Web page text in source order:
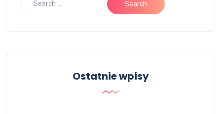
Ostatnie wpisy